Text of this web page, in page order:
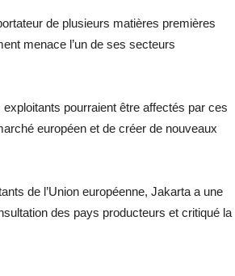
de plusieurs matières premières
menace l’un de ses secteurs
pourraient être affectés par ces
européen et de créer de nouveaux
de l’Union européenne, Jakarta a une
des pays producteurs et critiqué la